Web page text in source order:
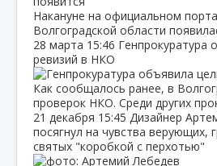
Накануне на официальном
Волгоградской области
28 марта 15:46 Генпрокуратура
ревизий в НКО
Как сообщалось ранее, в
проверок НКО. Среди других
21 декабря 15:45 Дизайнер
посягнул на чувства верующих,
святых "коробкой с перхотью"